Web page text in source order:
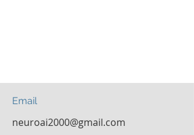
Email
neuroai2000@gmail.com